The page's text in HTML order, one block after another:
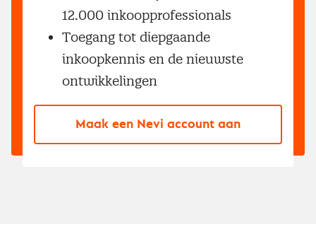
12.000 inkoopprofessionals
Toegang tot diepgaande
inkoopkennis en de nieuwste
ontwikkelingen
Maak een Nevi account aan